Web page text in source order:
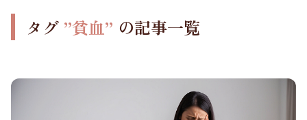
タグ ”貧血” の記事一覧